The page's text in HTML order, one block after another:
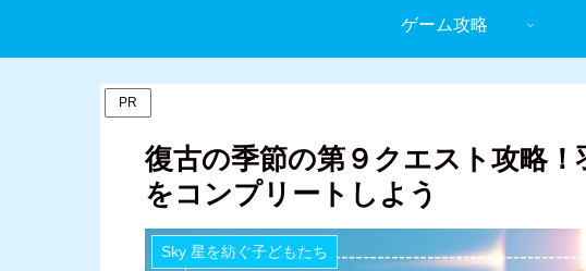
ゲーム攻略
PR
復古の季節の第９クエスト攻略
をコンプリートしよう
Sky 星を紡ぐ子どもたち